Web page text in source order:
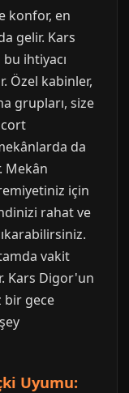
konfor, en
gelir. Kars
ihtiyacı
Özel kabinler,
grupları, size
da
Mekân
için
rahat ve
vakit
Kars Digor'un
bir gece
Uyumu: